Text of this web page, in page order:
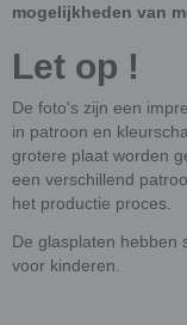
mogelijkheden van
Let op !
De foto's zijn een
in patroon en
grotere plaat worden
een verschillend
het productie proces.
De glasplaten hebben
voor kinderen.